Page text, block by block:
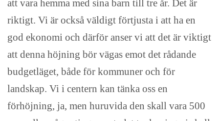
att vara hemma med sina barn till tre år. Det är
riktigt. Vi är också väldigt förtjusta i att ha en
god ekonomi och därför anser vi att det är viktigt
att denna höjning bör vägas emot det rådande
budgetläget, både för kommuner och för
landskap. Vi i centern kan tänka oss en
förhöjning, ja, men huruvida den skall vara 500